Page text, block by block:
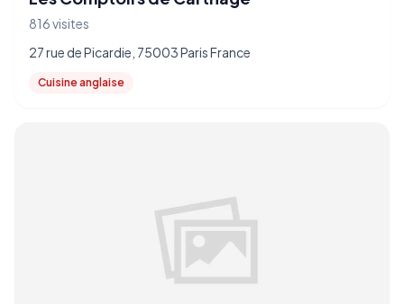
816 visites
27 rue de Picardie, 75003 Paris France
Cuisine anglaise